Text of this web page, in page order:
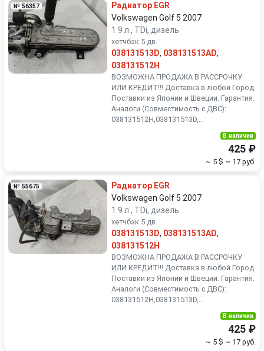
№ 56357
Радиатор EGR
Volkswagen Golf 5 2007
1.9 л., TDi, дизель
хетчбэк 5 дв.
038131513D, 038131513AD,
038131512H
ВОЗМОЖНА ПРОДАЖА В РАССРОЧКУ
ИЛИ КРЕДИТ!!! Доставка в любой Город.
Поставки из Японии и Швеции. Гарантия.
Аналоги (Совместимость с ДВС):
038131512H,038131513D,...
В наличии
425 ₽
~ 5 $ ~ 17 руб.
№ 55675
Радиатор EGR
Volkswagen Golf 5 2007
1.9 л., TDi, дизель
хетчбэк 5 дв.
038131513D, 038131513AD,
038131512H
ВОЗМОЖНА ПРОДАЖА В РАССРОЧКУ
ИЛИ КРЕДИТ!!! Доставка в любой Город.
Поставки из Японии и Швеции. Гарантия.
Аналоги (Совместимость с ДВС):
038131512H,038131513D,...
В наличии
425 ₽
~ 5 $ ~ 17 руб.